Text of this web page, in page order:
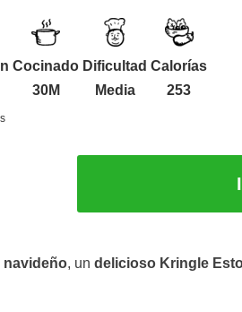
Cocinado
30M
Dificultad
Media
Calorías
253
, un delicioso Kringle